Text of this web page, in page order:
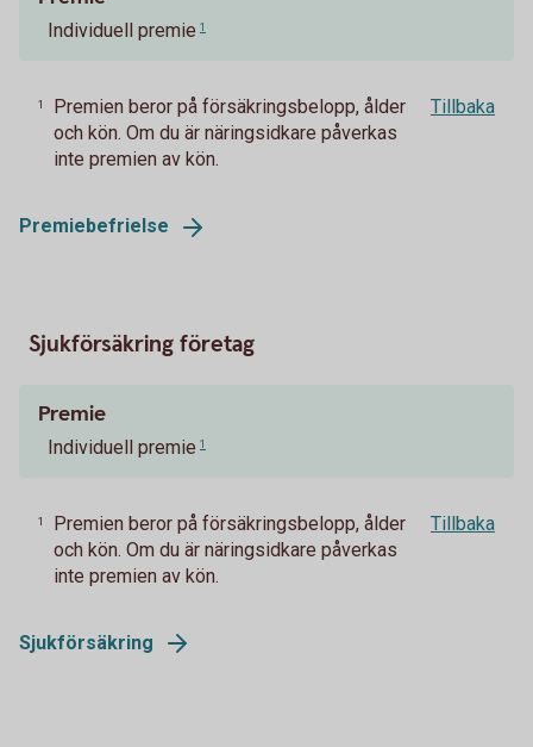
Individuell premie 1
1
Premien beror på försäkringsbelopp, ålder
och kön. Om du är näringsidkare påverkas
inte premien av kön.
Tillbaka
Premiebefrielse
Sjukförsäkring företag
Premie
Individuell premie 1
1
Premien beror på försäkringsbelopp, ålder
och kön. Om du är näringsidkare påverkas
inte premien av kön.
Tillbaka
Sjukförsäkring